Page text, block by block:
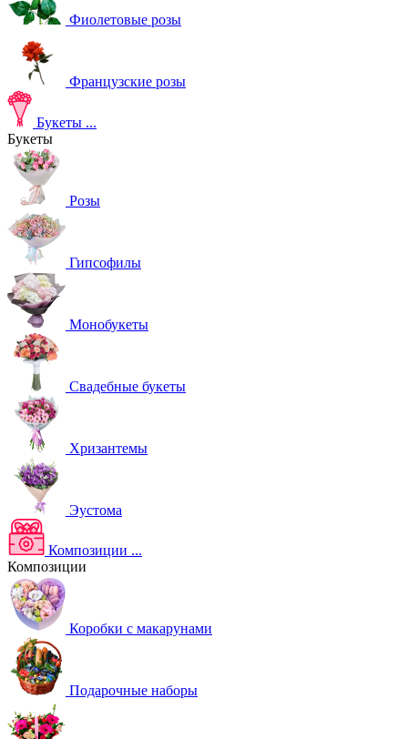
Фиолетовые розы
Французские розы
Букеты ...
Букеты
Розы
Гипсофилы
Монобукеты
Свадебные букеты
Хризантемы
Эустома
Композиции ...
Композиции
Коробки с макарунами
Подарочные наборы